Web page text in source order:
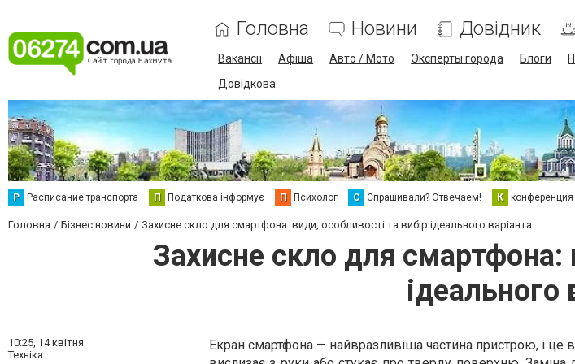
Головна Новини Довідник
Вакансії Афіша Авто / Мото Эксперты города Блоги
Довідкова
Р Расписание транспорта П Податкова інформує П Психолог С Спрашивали? Отвечаем! К конференция
Головна Бізнес новини Захисне скло для смартфона: види, особливості та вибір ідеального варіанта
Захисне скло для смартфона:
ідеального
10:25, 14 квітня
Техніка
Екран смартфона — найвразливіша частина пристрою, і це